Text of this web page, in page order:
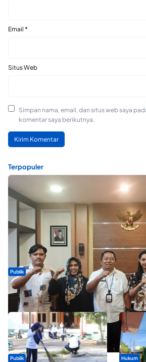
Email *
Situs Web
Simpan nama, email, dan situs web saya
komentar saya berikutnya.
Terpopuler
Publik
Dua Talenta Muda Ternate Wakili Maluku
Nusantara 2026
Publik Hukum